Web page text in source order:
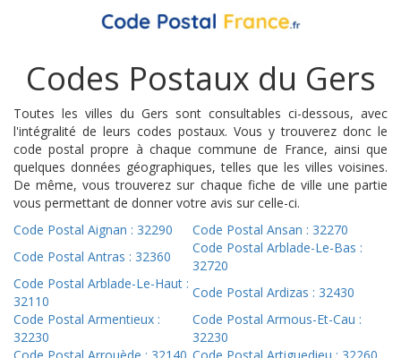
Codes Postaux du Gers
Toutes les villes du Gers sont consultables ci-dessous, avec
l'intégralité de leurs codes postaux. Vous y trouverez donc le
code postal propre à chaque commune de France, ainsi que
quelques données géographiques, telles que les villes voisines.
De même, vous trouverez sur chaque fiche de ville une partie
vous permettant de donner votre avis sur celle-ci.
Code Postal Aignan : 32290
Code Postal Ansan : 32270
Code Postal Antras : 32360
Code Postal Arblade-Le-Bas :
32720
Code Postal Arblade-Le-Haut :
32110
Code Postal Ardizas : 32430
Code Postal Armentieux :
32230
Code Postal Armous-Et-Cau :
32230